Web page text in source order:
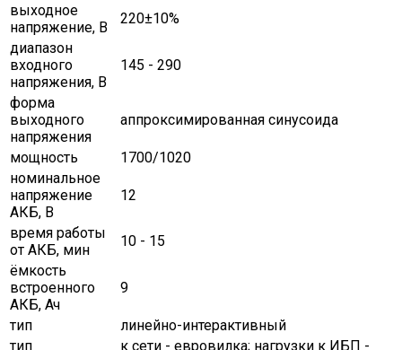
выходное
напряжение, В
220±10%
диапазон
входного
напряжения, В
145 - 290
форма
выходного
напряжения
аппроксимированная синусоида
мощность
1700/1020
номинальное
напряжение
АКБ, В
12
время работы
от АКБ, мин
10 - 15
ёмкость
встроенного
АКБ, Ач
9
тип
линейно-интерактивный
тип
к сети - евровилка; нагрузки к ИБП -